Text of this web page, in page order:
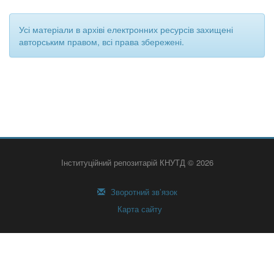
Усі матеріали в архіві електронних ресурсів захищені
авторським правом, всі права збережені.
Інституційний репозитарій КНУТД © 2026
Зворотний зв’язок
Карта сайту